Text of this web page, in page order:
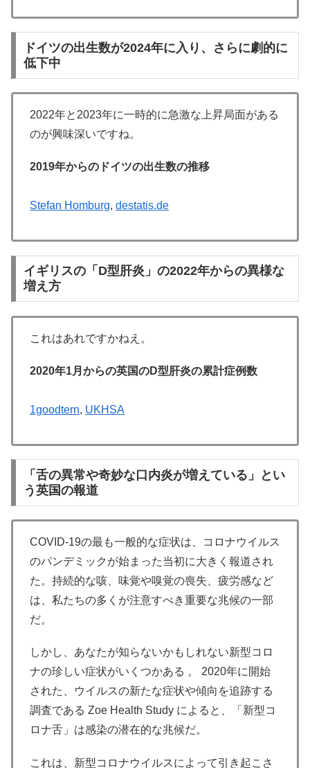
ドイツの出生数が2024年に入り、さらに劇的に
低下中
2022年と2023年に一時的に急激な上昇局面がある
のが興味深いですね。
2019年からのドイツの出生数の推移
Stefan Homburg, destatis.de
イギリスの「D型肝炎」の2022年からの異様な
増え方
これはあれですかねえ。
2020年1月からの英国のD型肝炎の累計症例数
1goodtern, UKHSA
「舌の異常や奇妙な口内炎が増えている」とい
う英国の報道
COVID-19の最も一般的な症状は、コロナウイルス
のパンデミックが始まった当初に大きく報道され
た。持続的な咳、味覚や嗅覚の喪失、疲労感など
は、私たちの多くが注意すべき重要な兆候の一部
だ。
しかし、あなたが知らないかもしれない新型コロ
ナの珍しい症状がいくつかある 。 2020年に開始
された、ウイルスの新たな症状や傾向を追跡する
調査である Zoe Health Study によると、「新型コ
ロナ舌」は感染の潜在的な兆候だ。
これは、新型コロナウイルスによって引き起こさ